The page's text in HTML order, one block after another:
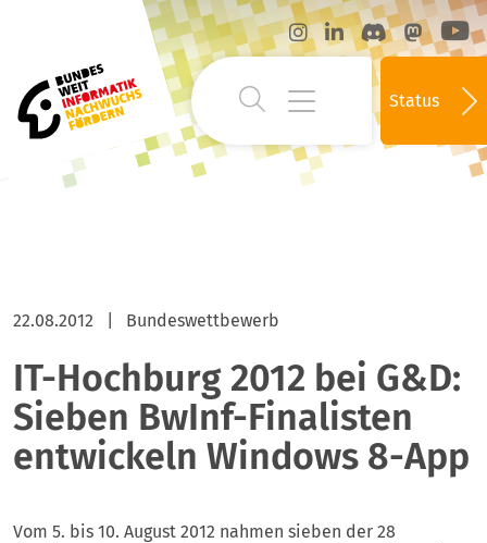
Status
22.08.2012 Bundeswettbewerb
IT-Hochburg 2012 bei G&D:
Sieben BwInf-Finalisten
entwickeln Windows 8-App
Vom 5. bis 10. August 2012 nahmen sieben der 28